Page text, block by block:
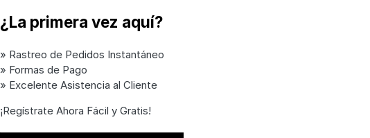
¿La primera vez aquí?
» Rastreo de Pedidos Instantáneo
» Formas de Pago
» Excelente Asistencia al Cliente
¡Regístrate Ahora Fácil y Gratis!